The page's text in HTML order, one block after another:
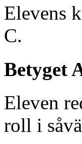
Elevens
C.
Betyget
Eleven
roll i